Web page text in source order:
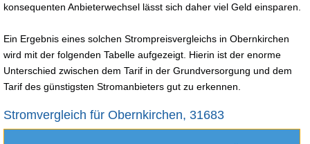
konsequenten Anbieterwechsel lässt sich daher viel Geld einsparen.
Ein Ergebnis eines solchen Strompreisvergleichs in Obernkirchen
wird mit der folgenden Tabelle aufgezeigt. Hierin ist der enorme
Unterschied zwischen dem Tarif in der Grundversorgung und dem
Tarif des günstigsten Stromanbieters gut zu erkennen.
Stromvergleich für Obernkirchen, 31683